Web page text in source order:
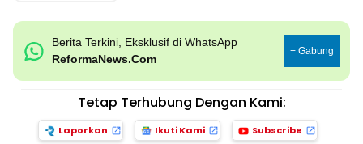
Berita Terkini, Eksklusif di WhatsApp
ReformaNews.Com
+ Gabung
Tetap Terhubung Dengan Kami:
Laporkan Ikuti Kami Subscribe